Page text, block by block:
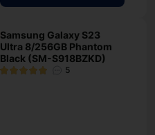
Samsung Galaxy S23
Ultra 8/256GB Phantom
Black (SM-S918BZKD)
5